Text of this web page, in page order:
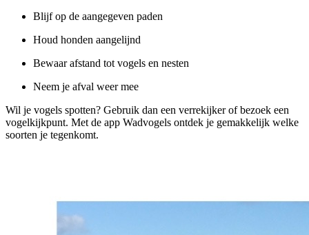
Blijf op de aangegeven paden
Houd honden aangelijnd
Bewaar afstand tot vogels en nesten
Neem je afval weer mee
Wil je vogels spotten? Gebruik dan een verrekijker of bezoek een
vogelkijkpunt. Met de app Wadvogels ontdek je gemakkelijk welke
soorten je tegenkomt.